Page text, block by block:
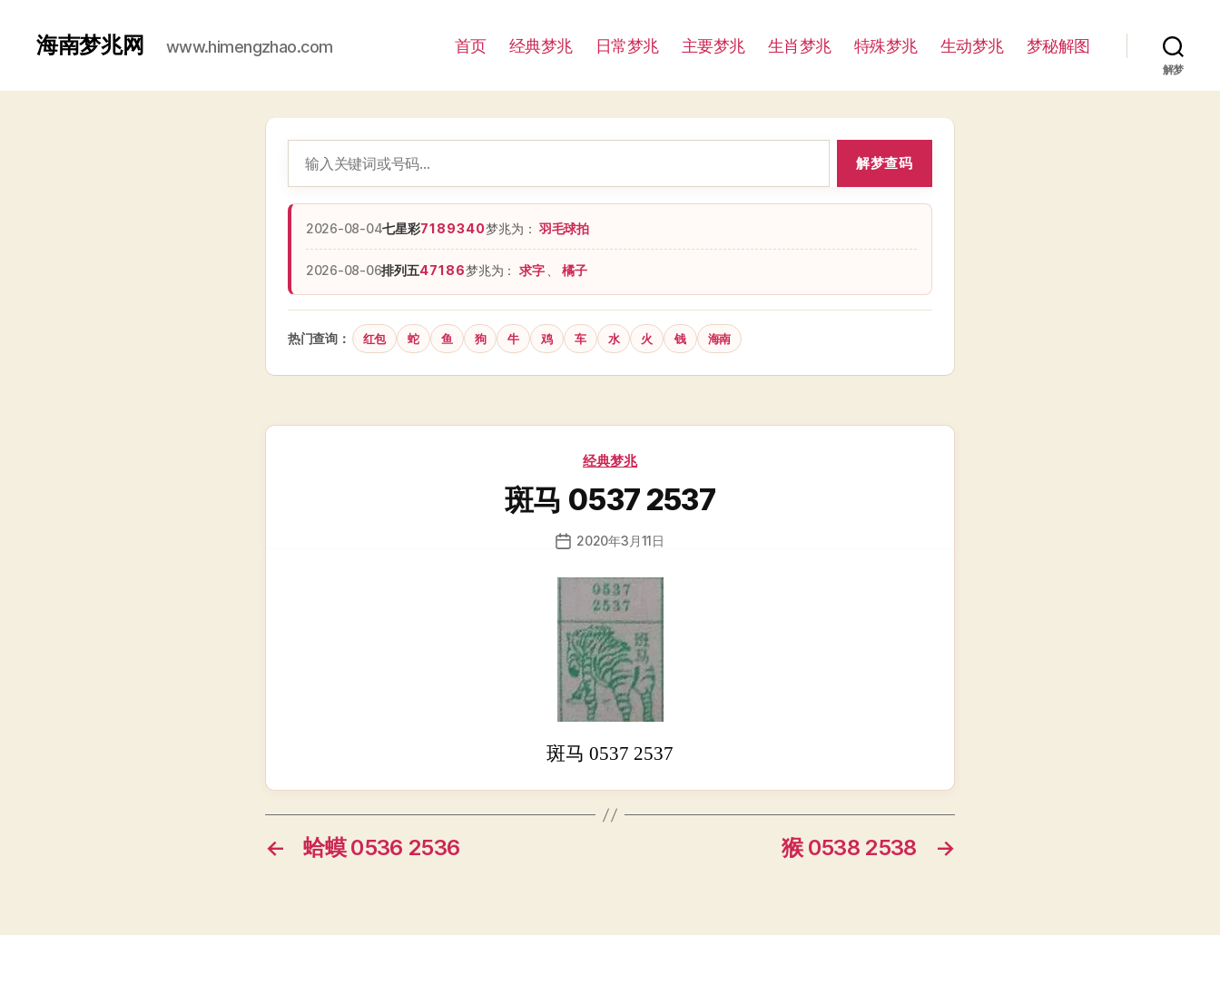
海南梦兆网 www.himengzhao.com 首页 经典梦兆 日常梦兆 主要梦兆 生肖梦兆 特殊梦兆 生动梦兆 梦秘解图
解梦
解梦查码
2026-08-04七星彩7189340梦兆为：羽毛球拍
2026-08-06排列五47186梦兆为： 求字 橘子
热门查询： 红包 蛇 鱼 狗 牛 鸡 车 水 火 钱 海南
分
经典梦兆
斑马 0537 2537
发
日
2020年3月11日
斑马 0537 2537
← 蛤蟆 0536 2536 →
猴 0538 2538